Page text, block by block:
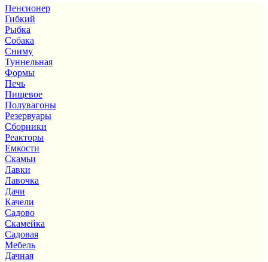
Пенсионер
Гибкий
Рыбка
Собака
Сниму
Туннельная
Формы
Печь
Пищевое
Полувагоны
Резервуары
Сборники
Реакторы
Емкости
Скамьи
Лавки
Лавочка
Дачи
Качели
Садово
Скамейка
Садовая
Мебель
Дачная